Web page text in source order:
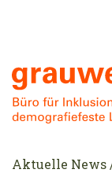
Aktuelle News